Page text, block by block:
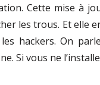
Cette mise à
les trous. Et elle
hackers. On
Si vous ne